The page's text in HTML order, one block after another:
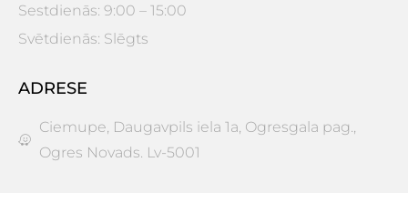
Sestdienās: 9:00 – 15:00
Svētdienās: Slēgts
ADRESE
Ciemupe, Daugavpils iela 1a, Ogresgala pag.,
Ogres Novads. Lv-5001